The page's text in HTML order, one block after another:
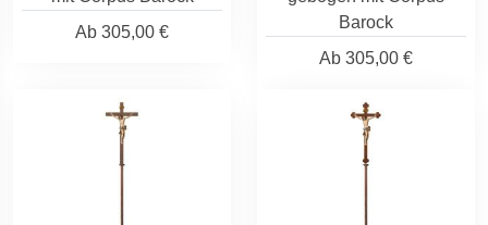
Ab 305,00 €
Barock
Ab 305,00 €